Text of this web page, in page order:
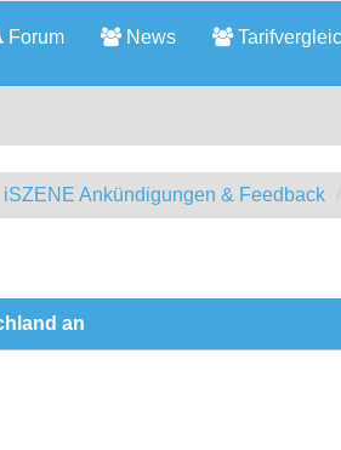
Forum News
iSZENE Ankündigungen & Feedback
an